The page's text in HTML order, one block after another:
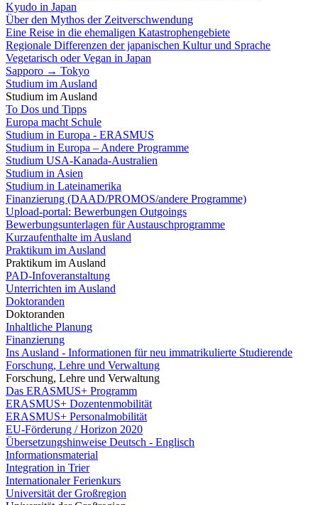
Kyudo in Japan
Über den Mythos der Zeitverschwendung
Eine Reise in die ehemaligen Katastrophengebiete
Regionale Differenzen der japanischen Kultur und Sprache
Vegetarisch oder Vegan in Japan
Sapporo → Tokyo
Studium im Ausland
Studium im Ausland
To Dos und Tipps
Europa macht Schule
Studium in Europa - ERASMUS
Studium in Europa – Andere Programme
Studium USA-Kanada-Australien
Studium in Asien
Studium in Lateinamerika
Finanzierung (DAAD/PROMOS/andere Programme)
Upload-portal: Bewerbungen Outgoings
Bewerbungsunterlagen für Austauschprogramme
Kurzaufenthalte im Ausland
Praktikum im Ausland
Praktikum im Ausland
PAD-Infoveranstaltung
Unterrichten im Ausland
Doktoranden
Doktoranden
Inhaltliche Planung
Finanzierung
Ins Ausland - Informationen für neu immatrikulierte Studierende
Forschung, Lehre und Verwaltung
Forschung, Lehre und Verwaltung
Das ERASMUS+ Programm
ERASMUS+ Dozentenmobilität
ERASMUS+ Personalmobilität
EU-Förderung / Horizon 2020
Übersetzungshinweise Deutsch - Englisch
Informationsmaterial
Integration in Trier
Internationaler Ferienkurs
Universität der Großregion